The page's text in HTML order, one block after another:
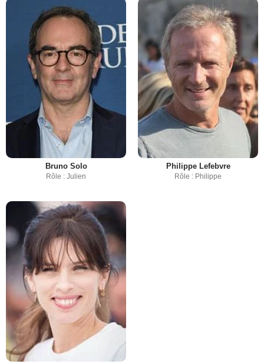
Bruno Solo
Rôle : Julien
Philippe Lefebvre
Rôle : Philippe